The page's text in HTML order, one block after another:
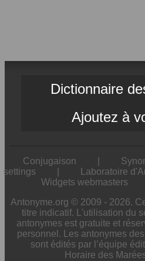
Dictionnaire
Ajoutez à
Conjugaison
settings
Laboratoire
Widgets webmasters
Antonyme.org © 2009 - 2026.
titre indicatif. L'utilisation du
antonymes est gratuite et
personnel. Les antonymes
sont édités par l’équipe
Horaire des